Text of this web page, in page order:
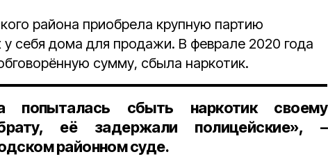
района приобрела крупную партию
у себя дома для продажи. В феврале 2020 года
сумму, сбыла наркотик.
попыталась сбыть наркотик своему
её задержали полицейские», –
районном суде.